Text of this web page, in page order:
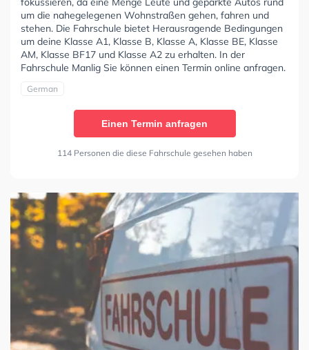
um die nahegelegenen Wohnstraßen gehen, fahren und
stehen. Die Fahrschule bietet Herausragende Bedingungen
um deine Klasse A1, Klasse B, Klasse A, Klasse BE, Klasse
AM, Klasse BF17 und Klasse A2 zu erhalten. In der
Fahrschule Manlig Sie können einen Termin online anfragen.
German
Einen Termin anfragen
114 Personen die diese Fahrschule gesehen haben